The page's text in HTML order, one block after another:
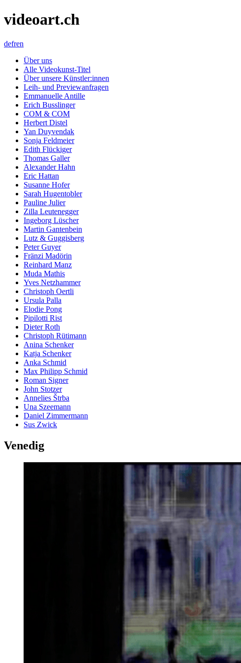
videoart.ch
defren
Über uns
Alle Videokunst-Titel
Über unsere Künstler:innen
Leih- und Previewanfragen
Emmanuelle Antille
Erich Busslinger
COM & COM
Herbert Distel
Yan Duyvendak
Sonja Feldmeier
Edith Flückiger
Thomas Galler
Alexander Hahn
Eric Hattan
Susanne Hofer
Sarah Hugentobler
Pauline Julier
Zilla Leutenegger
Ingeborg Lüscher
Martin Gantenbein
Lutz & Guggisberg
Peter Guyer
Fränzi Madörin
Reinhard Manz
Muda Mathis
Yves Netzhammer
Christoph Oertli
Ursula Palla
Elodie Pong
Pipilotti Rist
Dieter Roth
Christoph Rütimann
Anina Schenker
Katja Schenker
Anka Schmid
Max Philipp Schmid
Roman Signer
John Stotzer
Annelies Štrba
Una Szeemann
Daniel Zimmermann
Sus Zwick
Venedig